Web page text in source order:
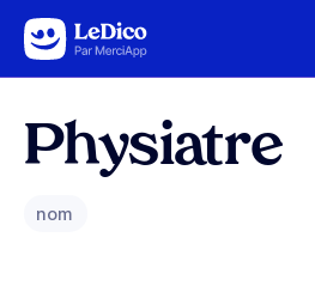
Aller au contenu
Physiatre
nom